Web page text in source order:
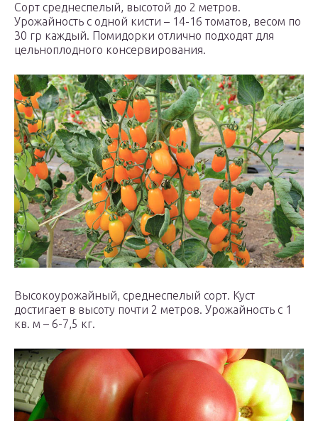
Сорт среднеспелый, высотой до 2 метров.
Урожайность с одной кисти – 14-16 томатов, весом по
30 гр каждый. Помидорки отлично подходят для
цельноплодного консервирования.
Высокоурожайный, среднеспелый сорт. Куст
достигает в высоту почти 2 метров. Урожайность с 1
кв. м – 6-7,5 кг.